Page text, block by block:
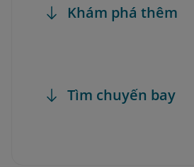
Khám phá thêm
Tìm chuyến bay